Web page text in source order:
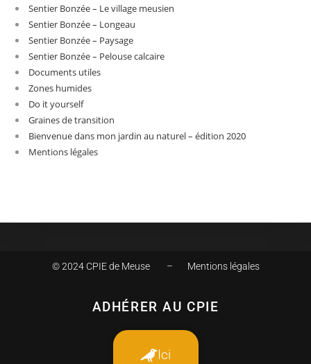
Sentier Bonzée – Le village meusien
Sentier Bonzée – Longeau
Sentier Bonzée – Paysage
Sentier Bonzée – Pelouse calcaire
Documents utiles
Zones humides
Do it yourself
Graines de transition
Bienvenue dans mon jardin au naturel – édition 2020
Mentions légales
© 2024 CPIE de Meuse – Mentions légales
ADHÉRER AU CPIE
Ici